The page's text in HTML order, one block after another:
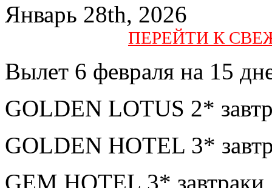
Январь 28th, 2026
ПЕРЕЙТИ К
Вылет 6 февраля на 15
GOLDEN LOTUS 2*
GOLDEN HOTEL 3*
GEM HOTEL 3* завтраки